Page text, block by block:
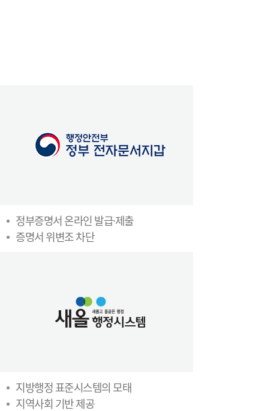
정부증명서 온라인 발급·제출
증명서 위변조 차단
지방행정 표준시스템의 모태
지역사회 기반 제공